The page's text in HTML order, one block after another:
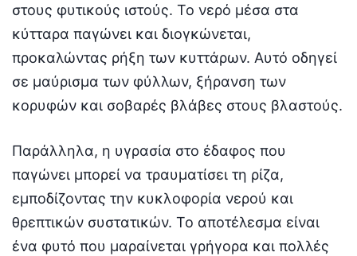
στους φυτικούς ιστούς. Το νερό μέσα στα
κύτταρα παγώνει και διογκώνεται,
προκαλώντας ρήξη των κυττάρων. Αυτό οδηγεί
σε μαύρισμα των φύλλων, ξήρανση των
κορυφών και σοβαρές βλάβες στους βλαστούς.
Παράλληλα, η υγρασία στο έδαφος που
παγώνει μπορεί να τραυματίσει τη ρίζα,
εμποδίζοντας την κυκλοφορία νερού και
θρεπτικών συστατικών. Το αποτέλεσμα είναι
ένα φυτό που μαραίνεται γρήγορα και πολλές